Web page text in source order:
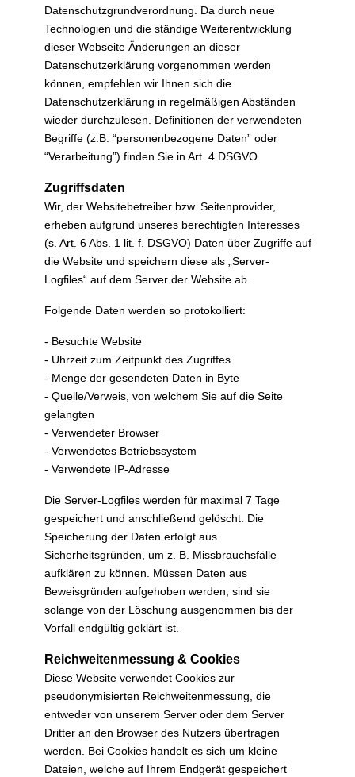
Datenschutzgrundverordnung. Da durch neue
Technologien und die ständige Weiterentwicklung
dieser Webseite Änderungen an dieser
Datenschutzerklärung vorgenommen werden
können, empfehlen wir Ihnen sich die
Datenschutzerklärung in regelmäßigen Abständen
wieder durchzulesen. Definitionen der verwendeten
Begriffe (z.B. “personenbezogene Daten” oder
“Verarbeitung”) finden Sie in Art. 4 DSGVO.
Zugriffsdaten
Wir, der Websitebetreiber bzw. Seitenprovider,
erheben aufgrund unseres berechtigten Interesses
(s. Art. 6 Abs. 1 lit. f. DSGVO) Daten über Zugriffe auf
die Website und speichern diese als „Server-
Logfiles“ auf dem Server der Website ab.
Folgende Daten werden so protokolliert:
- Besuchte Website
- Uhrzeit zum Zeitpunkt des Zugriffes
- Menge der gesendeten Daten in Byte
- Quelle/Verweis, von welchem Sie auf die Seite
gelangten
- Verwendeter Browser
- Verwendetes Betriebssystem
- Verwendete IP-Adresse
Die Server-Logfiles werden für maximal 7 Tage
gespeichert und anschließend gelöscht. Die
Speicherung der Daten erfolgt aus
Sicherheitsgründen, um z. B. Missbrauchsfälle
aufklären zu können. Müssen Daten aus
Beweisgründen aufgehoben werden, sind sie
solange von der Löschung ausgenommen bis der
Vorfall endgültig geklärt ist.
Reichweitenmessung & Cookies
Diese Website verwendet Cookies zur
pseudonymisierten Reichweitenmessung, die
entweder von unserem Server oder dem Server
Dritter an den Browser des Nutzers übertragen
werden. Bei Cookies handelt es sich um kleine
Dateien, welche auf Ihrem Endgerät gespeichert